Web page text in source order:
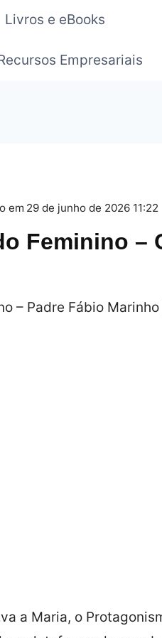
Livros e eBooks
Empresariais
em 29 de junho de 2026 11:22
Feminino –
a Maria, o